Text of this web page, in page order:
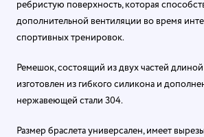
ребристую поверхность, которая
дополнительной вентиляции во время
спортивных тренировок.
Ремешок, состоящий из двух частей длиной
изготовлен из гибкого силикона и
нержавеющей стали 304.
Размер браслета универсален, имеет